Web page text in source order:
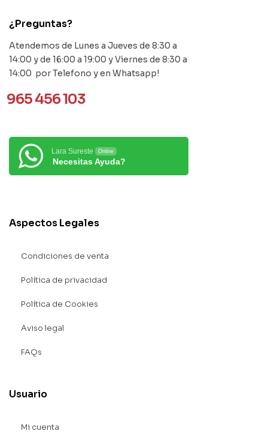
¿Preguntas?
Atendemos de Lunes a Jueves de 8:30 a
14:00 y de 16:00 a 19:00 y Viernes de 8:30 a
14:00 por Telefono y en Whatsapp!
965 456 103
Lara Sureste Online
Necesitas Ayuda?
Aspectos Legales
Condiciones de venta
Política de privacidad
Política de Cookies
Aviso legal
FAQs
Usuario
Mi cuenta